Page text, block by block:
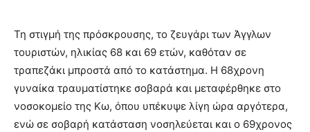
Τη στιγμή της πρόσκρουσης, το ζευγάρι των Άγγλων
τουριστών, ηλικίας 68 και 69 ετών, καθόταν σε
τραπεζάκι μπροστά από το κατάστημα. Η 68χρονη
γυναίκα τραυματίστηκε σοβαρά και μεταφέρθηκε στο
νοσοκομείο της Κω, όπου υπέκυψε λίγη ώρα αργότερα,
ενώ σε σοβαρή κατάσταση νοσηλεύεται και ο 69χρονος